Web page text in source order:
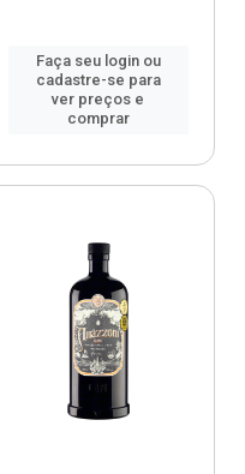
Faça seu login ou
cadastre-se para
ver preços e
comprar